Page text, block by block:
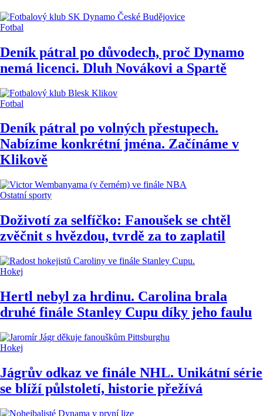
Fotbal
Deník pátral po důvodech, proč Dynamo
nemá licenci. Dluh Novákovi a Spartě
Fotbal
Deník pátral po volných přestupech.
Nabízíme konkrétní jména. Začínáme v
Klikově
Ostatní sporty
Doživotí za selfíčko: Fanoušek se chtěl
zvěčnit s hvězdou, tvrdě za to zaplatil
Hokej
Hertl nebyl za hrdinu. Carolina brala
druhé finále Stanley Cupu díky jeho faulu
Hokej
Jágrův odkaz ve finále NHL. Unikátní série
se blíží půlstoletí, historie přežívá